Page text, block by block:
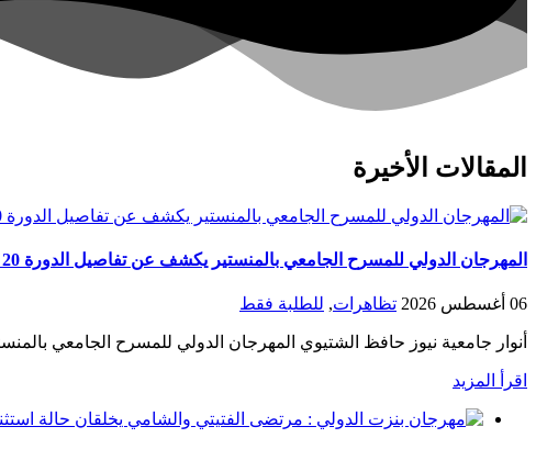
المقالات الأخيرة
المهرجان الدولي للمسرح الجامعي بالمنستير يكشف عن تفاصيل الدورة 20 في ندوته الصحفية￼
06 أغسطس 2026 تظاهرات, للطلبة فقط
أنوار جامعية نيوز حافظ الشتيوي المهرجان الدولي للمسرح الجامعي
اقرأ المزيد